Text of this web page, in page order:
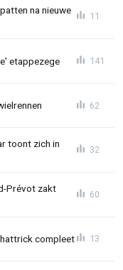
na nieuwe
11
etappezege 141
62
toont zich in
32
Prévot zakt
60
compleet 13